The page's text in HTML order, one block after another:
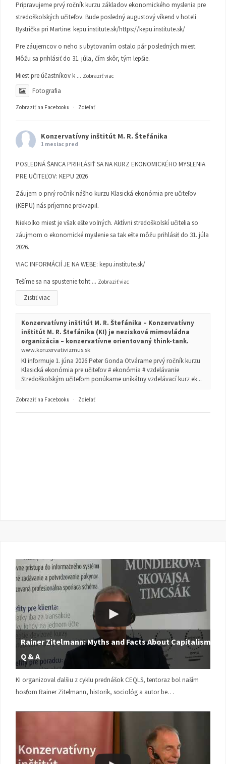
Pripravujeme prvý ročník kurzu základov ekonomického myslenia pre
stredoškolských učiteľov. Bude posledný augustový víkend v hoteli
Bystrička pri Martine: kepu.institute.sk/https://kepu.institute.sk/
Pre záujemcov o neho s ubytovaním ostalo pár posledných miest.
Môžu sa prihlásiť do 31. júla, čím skôr, tým lepšie.
Miest pre účastníkov k ... Zobraziť viac
Fotografia
Zobraziť na Facebooku · Zdieľať
Konzervatívny inštitút M. R. Štefánika
1 mesiac pred
POSLEDNÁ ŠANCA PRIHLÁSIŤ SA NA KURZ EKONOMICKÉHO MYSLENIA
PRE UČITEĽOV: KEPU 2026
Záujem o prvý ročník nášho kurzu Klasická ekonómia pre učiteľov
(KEPU) nás príjemne prekvapil.
Niekoľko miest je však ešte voľných. Aktívni stredoškolskí učitelia so
záujmom o ekonomické myslenie sa tak ešte môžu prihlásiť do 31. júla
2026.
VIAC INFORMÁCIÍ JE NA WEBE: kepu.institute.sk/
Tešíme sa na spustenie toht ... Zobraziť viac
Zistiť viac
Konzervatívny inštitút M. R. Štefánika – Konzervatívny
inštitút M. R. Štefánika (KI) je nezisková mimovládna
organizácia – konzervatívne orientovaný think-tank.
www.konzervativizmus.sk
KI informuje 1. júna 2026 Peter Gonda Otvárame prvý ročník kurzu
Klasická ekonómia pre učiteľov # ekonómia # vzdelávanie
Stredoškolským učiteľom ponúkame unikátny vzdelávací kurz ek...
Zobraziť na Facebooku · Zdieľať
Rainer Zitelmann: Myths and Facts About Capitalism |
Q & A
KI organizoval ďalšiu z cyklu prednášok CEQLS, tentoraz bol naším
hosťom Rainer Zitelmann, historik, sociológ a autor be…